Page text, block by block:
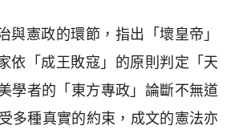
憲政的環節，指出「壞皇帝」
依「成王敗寇」的原則判定「天
學者的「東方專政」論斷不無道
多種真實的約束，成文的憲法亦